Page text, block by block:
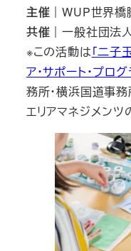
主催｜WUP世界橋
共催 ｜一般社団法
※この活動は「二
ア・サポート・プロ
務所・横浜国道事務
エリアマネジメン